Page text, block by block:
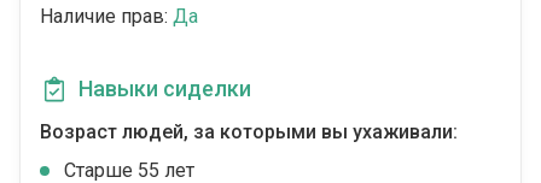
Наличие прав: Да
Навыки сиделки
Возраст людей, за которыми вы ухаживали:
Cтарше 55 лет